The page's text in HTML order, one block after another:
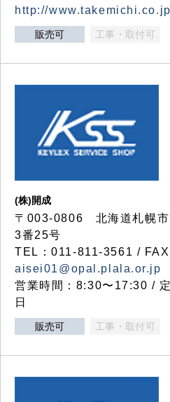
http://www.takemichi.co.jp
販売可 工事・取付可
(株)開成
〒003-0806 北海道札幌市
3番25号
TEL：011-811-3561 /
aisei01@opal.plala.or.jp
営業時間：8:30〜17:30 /
日
販売可 工事・取付可